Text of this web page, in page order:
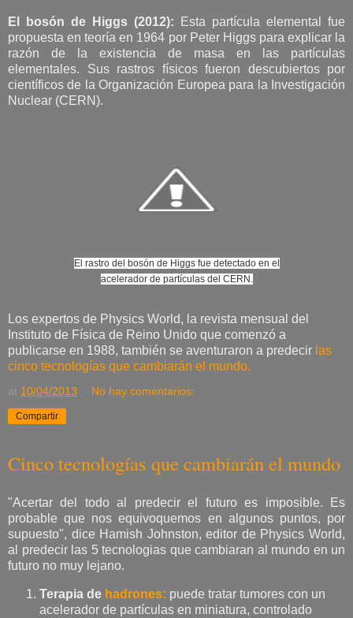
El bosón de Higgs (2012): Esta partícula elemental fue
propuesta en teoría en 1964 por Peter Higgs para explicar la
razón de la existencia de masa en las partículas
elementales. Sus rastros físicos fueron descubiertos por
científicos de la Organización Europea para la Investigación
Nuclear (CERN).
El rastro del bosón de Higgs fue detectado en el
acelerador de partículas del CERN.
Los expertos de Physics World, la revista mensual del
Instituto de Física de Reino Unido que comenzó a
publicarse en 1988, también se aventuraron a predecir las
cinco tecnologías que cambiarán el mundo.
at 10/04/2013 No hay comentarios:
Compartir
Cinco tecnologías que cambiarán el mundo
"Acertar del todo al predecir el futuro es imposible. Es
probable que nos equivoquemos en algunos puntos, por
supuesto", dice Hamish Johnston, editor de Physics World,
al predecir las 5 tecnologias que cambiaran al mundo en un
futuro no muy lejano.
Terapia de hadrones: puede tratar tumores con un
acelerador de partículas en miniatura, controlado